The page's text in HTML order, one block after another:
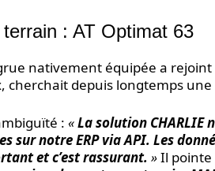
: AT Optimat 63
nativement équipée a rejoint
cherchait depuis longtemps
: «La solution CHARLIE
sur notre ERP via API. Les
et c’est rassurant. »Il pointe